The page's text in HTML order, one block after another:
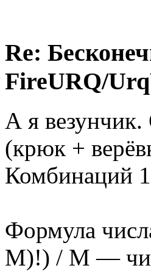
Re:
FireURQ/
А я
(крюк +
Комбинаций
Формула
M)!) / M —